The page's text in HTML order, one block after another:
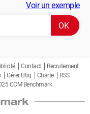
Voir un exemple
Contact
Recrutement
Gérer Utiq Charte
RSS
CCM Benchmark